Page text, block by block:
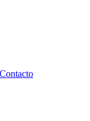
Contacto